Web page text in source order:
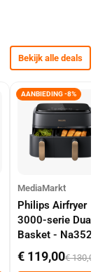
Bekijk alle deals
AANBIEDING -8%
MediaMarkt
Philips Airfryer
3000-serie Dual
Basket -
Dubbele Mand 9
Tot 6 Personen
€ 119,00€ 130,00